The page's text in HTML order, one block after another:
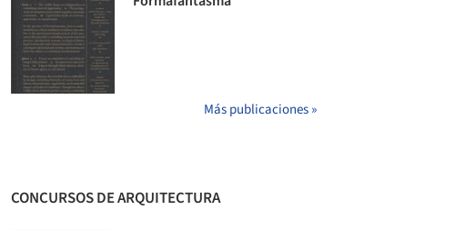
Más publicaciones »
CONCURSOS DE ARQUITECTURA